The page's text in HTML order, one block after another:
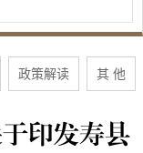
政策解读 其 他
印发寿县